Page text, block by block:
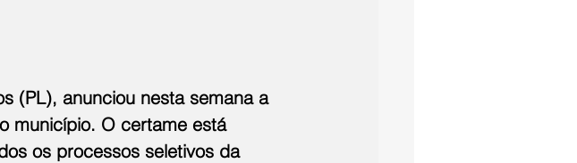
(PL), anunciou nesta semana a
município. O certame está
os processos seletivos da